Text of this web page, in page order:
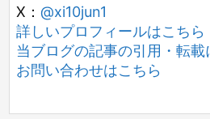
X： @xi10jun1
詳しいプロフィールはこちら
当ブログの記事の引用・転載
お問い合わせはこちら